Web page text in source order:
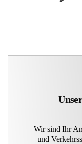
Wir sind Ihr
und